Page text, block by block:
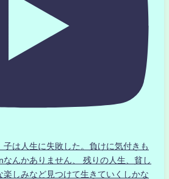
は人生に失敗した。負けに気付きも
んかありません、 残りの人生、貧し
楽しみなど見つけて生きていくしかな